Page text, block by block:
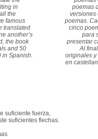
in
the
famous
translated
another’s
the book
and 50
in Spanish.
poemas
versiones
poemas.
cinco
para
presentar
Al
originales y
en
suficiente fuerza,
suficientes flechas.